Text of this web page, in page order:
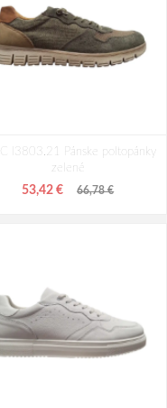
I3803.21 Pánske poltopánky
zelené
53,42 € 66,78 €